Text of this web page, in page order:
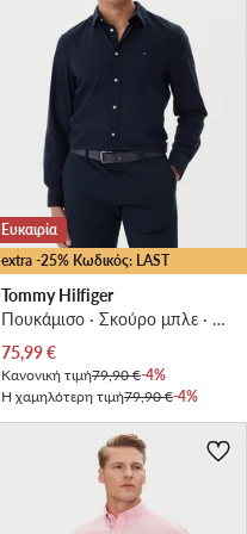
extra -25% Κωδικός: LAST
Ευκαιρία
Tommy Hilfiger
Πουκάμισο · Σκούρο μπλε · Slim Fit
Τρέχουσα τιμή
75,99€
Κανονική τιμή79,90 €-4%
Η χαμηλότερη τιμή79,90 €-4%